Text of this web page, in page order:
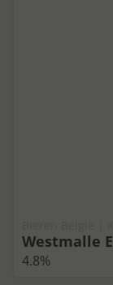
Westmalle
4.8%